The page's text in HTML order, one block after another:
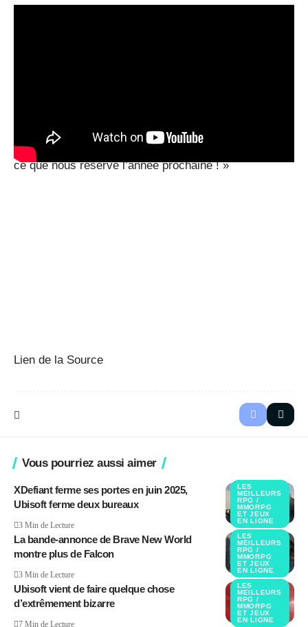
classe Wild Soul Advanced en février. Nous verrons
ce que nous réserve l’année prochaine ! »
Lien de la Source
Vous pourriez aussi aimer
LES
MEILLEURS
RPG /
MMORPG
ET JEUX
EN LIGNE
XDefiant ferme ses portes en juin 2025,
Ubisoft ferme deux bureaux
3 Min de Lecture
LES
MEILLEURS
RPG /
MMORPG
ET JEUX
EN LIGNE
La bande-annonce de Brave New World
montre plus de Falcon
3 Min de Lecture
LES
MEILLEURS
RPG /
MMORPG
ET JEUX
EN LIGNE
Ubisoft vient de faire quelque chose
d’extrêmement bizarre
7 Min de Lecture